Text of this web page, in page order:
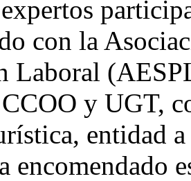
con la
Laboral
y UGT,
entidad
encomendado